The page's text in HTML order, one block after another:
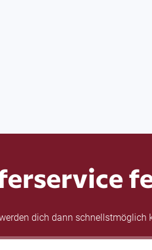
dich dann schnellstmöglich